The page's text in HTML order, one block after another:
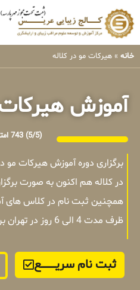
خانه » هیرکات مو در کلاله
آموزش هیرکات
(5/5) 743 امتیاز
برگزاری دوره آموزش هیرکات
در کلاله هم اکنون به صورت
همچنین ثبت نام در کلاس های
ظرف مدت 4 الی 6 روز در تهران برگزار میشوند .
ثبت نام سریــــــــــــع